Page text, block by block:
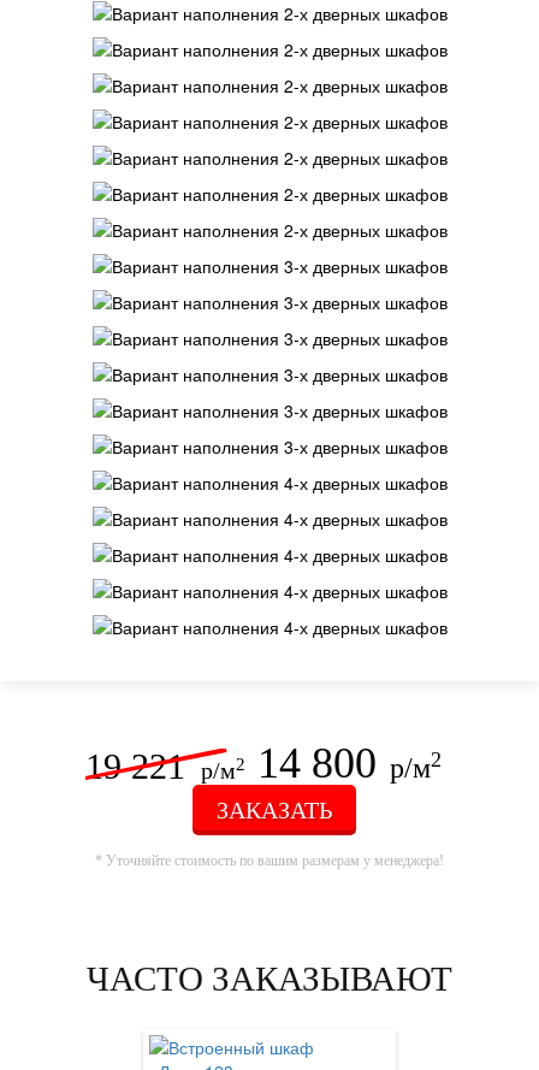
19 221 р/м2 14 800 р/м2
ЗАКАЗАТЬ
* Уточняйте стоимость по вашим размерам у менеджера!
ЧАСТО ЗАКАЗЫВАЮТ